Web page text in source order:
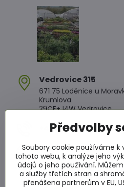
Vedrovice 315
671 75 Loděnice u
Krumlova
29CF+J4W Vedrovice
+420 607 042 662
Otevírací doba
PO - PÁ: 08:00 - 11:00
SO : 08:00 - 11:30 13:00 -
NE : 08:00 - 11:30 14:00 -
Předvolby
Soubory cookie používáme k
tohoto webu, k analýze jeho
údajů o jeho používání.
a služby třetích stran a
přenášena partnerům v EU,